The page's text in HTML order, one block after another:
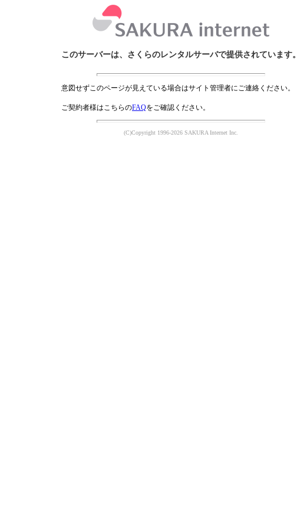
このサーバーは、さくらのレンタルサーバで提供されています。
意図せずこのページが見えている場合はサイト管理者にご連絡ください。
ご契約者様はこちらのFAQをご確認ください。
(C)Copyright 1996-2026 SAKURA Internet Inc.